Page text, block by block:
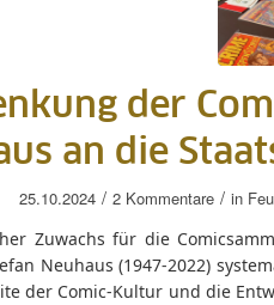
der
an die
25.10.2024 / 2 Kommentare / in
Zuwachs für die
Neuhaus (1947-2022)
der Comic-Kultur und die